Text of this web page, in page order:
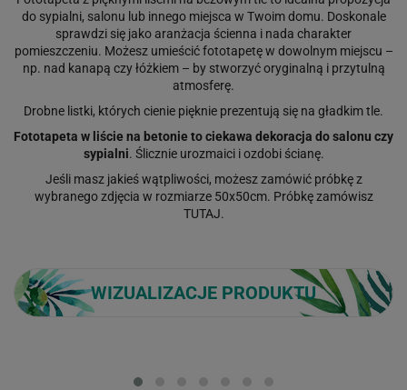
do sypialni, salonu lub innego miejsca w Twoim domu. Doskonale
sprawdzi się jako aranżacja ścienna i nada charakter
pomieszczeniu. Możesz umieścić fototapetę w dowolnym miejscu –
np. nad kanapą czy łóżkiem – by stworzyć oryginalną i przytulną
atmosferę.
Drobne listki, których cienie pięknie prezentują się na gładkim tle.
Fototapeta w liście na betonie to ciekawa dekoracja do salonu czy
sypialni. Ślicznie urozmaici i ozdobi ścianę.
Jeśli masz jakieś wątpliwości, możesz zamówić próbkę z
wybranego zdjęcia w rozmiarze 50x50cm. Próbkę zamówisz
TUTAJ.
WIZUALIZACJE PRODUKTU